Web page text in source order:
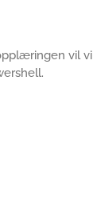
vil vi